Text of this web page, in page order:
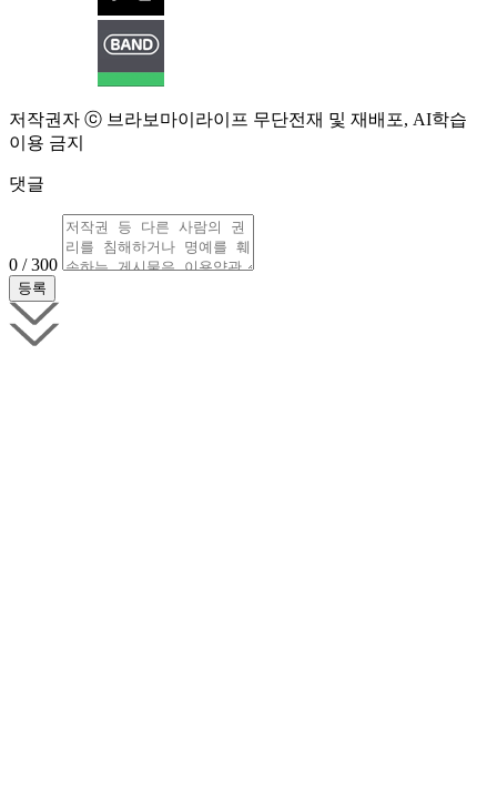
저작권자 ⓒ 브라보마이라이프 무단전재 및 재배포, AI학습
이용 금지
댓글
0 / 300